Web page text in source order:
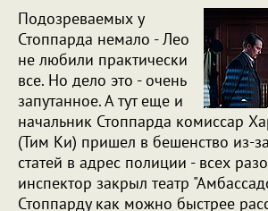
Подозреваемых у
Стоппарда немало - Лео
не любили практически
все. Но дело это - очень
запутанное. А тут еще и
начальник Стоппарда комиссар
(Тим Ки) пришел в бешенство из-
статей в адрес полиции - всех
инспектор закрыл театр
Стоппарду как можно быстрее